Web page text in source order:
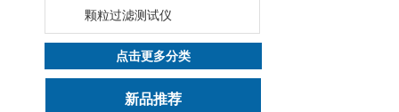
颗粒过滤测试仪
点击更多分类
新品推荐